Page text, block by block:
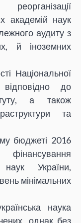
академій наук
аудиту з
й іноземних
Національної
до
а також
та
бюджеті 2016
наук України,
мінімальних
наука
однак без